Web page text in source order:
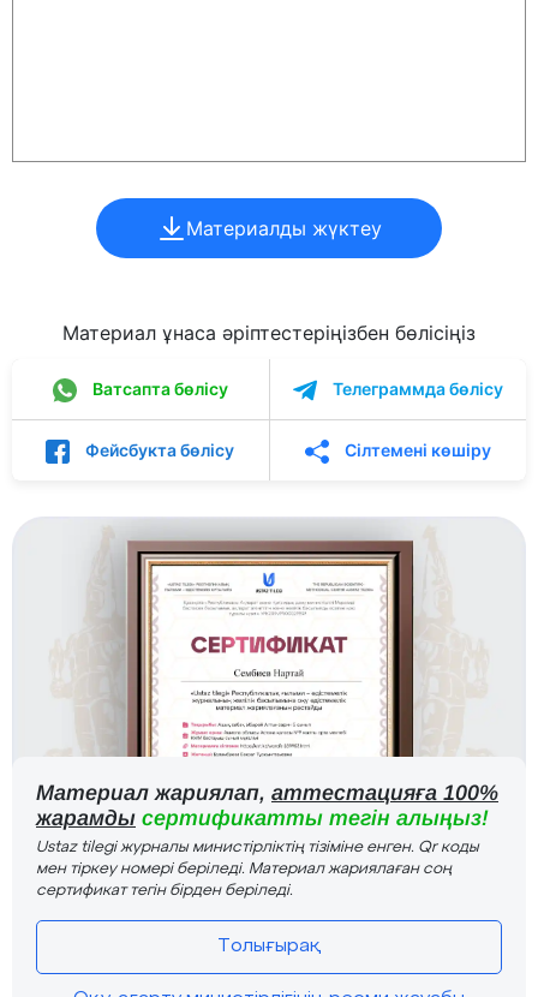
Материалды жүктеу
Материал ұнаса әріптестеріңізбен бөлісіңіз
Ватсапта бөлісу Телеграммда бөлісу
Фейсбукта бөлісу Сілтемені көшіру
Материал жариялап, аттестацияға 100%
жарамды сертификатты тегін алыңыз!
Ustaz tilegi журналы министірліктің тізіміне енген. Qr коды
мен тіркеу номері беріледі. Материал жариялаған соң
сертификат тегін бірден беріледі.
Толығырақ